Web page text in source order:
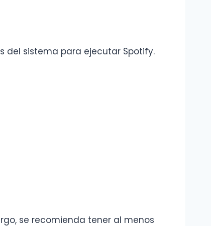
del sistema para ejecutar Spotify.
se recomienda tener al menos